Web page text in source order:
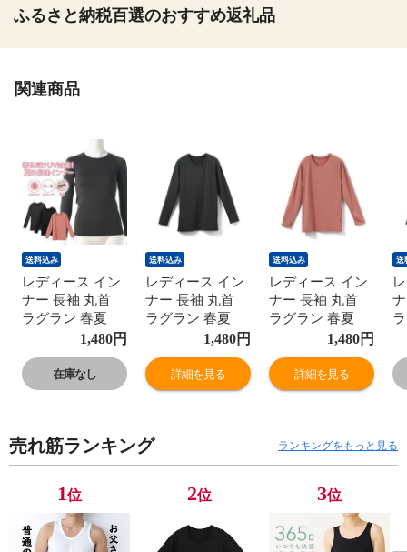
ふるさと納税百選のおすすめ返礼品
関連商品
送料込み
レディース イン
ナー 長袖 丸首
ラグラン 春夏
UVカット 通気性
アウトドア アン
ダーウェア スト
レッチ カジュア
婦人 下着 肌着
new ピンク/チャ
ラック M/L/LL
L6340T-E 涼しい
1,480円
在庫なし
送料込み
レディース イン
ナー 長袖 丸首
ラグラン 春夏
UVカット 通気性
アウトドア アン
ダーウェア スト
レッチ カジュア
婦人 下着 肌着
new ピンク/チャ
ラック M/L/LL
1,480円
詳細を見る
送料込み
レディース イン
ナー 長袖 丸首
ラグラン 春夏
UVカット 通気性
アウトドア アン
ダーウェア スト
レッチ カジュア
婦人 下着 肌着
new ピンク/チャ
ラック M/L/LL
L6340T-E 涼しい
1,480円
詳細を見る
送
売れ筋ランキング ランキングをもっと見る
1位 2位 3位